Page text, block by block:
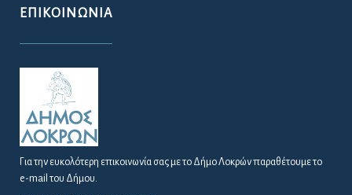
ΕΠΙΚΟΙΝΩΝΊΑ
Για την ευκολότερη επικοινωνία σας με το Δήμο Λοκρών παραθέτουμε το
e-mail του Δήμου.